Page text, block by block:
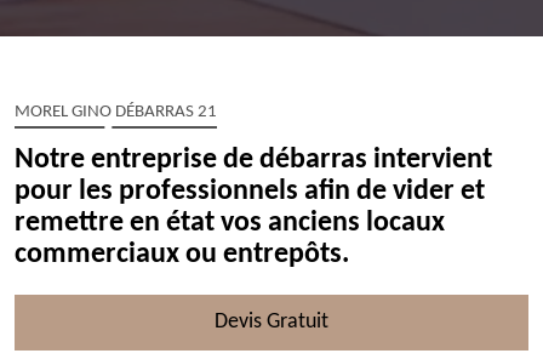
MOREL GINO DÉBARRAS 21
Notre entreprise de débarras intervient
pour les professionnels afin de vider et
remettre en état vos anciens locaux
commerciaux ou entrepôts.
Devis Gratuit